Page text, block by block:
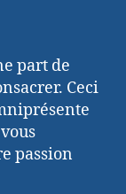
part de
Ceci
passion